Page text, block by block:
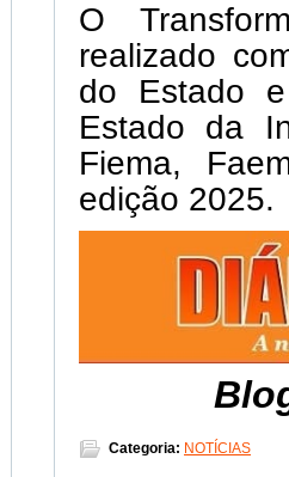
O
realizado
do Estado
Estado da
Fiema,
edição 2025.
Categoria: NOTÍCIAS